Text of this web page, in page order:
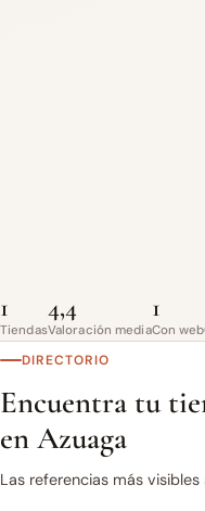
1
Tiendas
4,4
Valoración media
1
Con web
DIRECTORIO
Encuentra tu
en Azuaga
Las referencias más